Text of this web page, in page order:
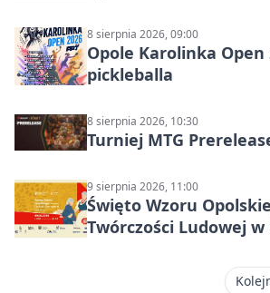
8 sierpnia 2026, 09:00
Opole Karolinka
pickleballa
8 sierpnia 2026, 10:30
Turniej MTG
9 sierpnia 2026, 11:00
Święto Wzoru
Twórczości Ludowej w